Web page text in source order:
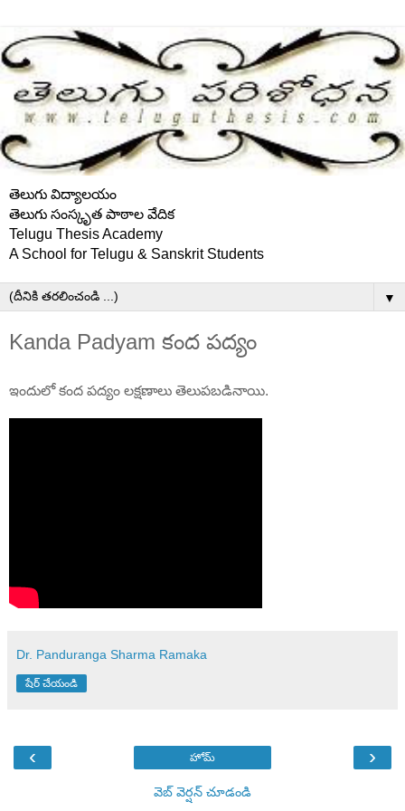
తెలుగు విద్యాలయం
తెలుగు సంస్కృత పాఠాల వేదిక
Telugu Thesis Academy
A School for Telugu & Sanskrit Students
▼
Kanda Padyam కంద పద్యం
ఇందులో కంద పద్యం లక్షణాలు తెలుపబడినాయి.
Dr. Panduranga Sharma Ramaka
షేర్ చేయండి
‹ ›
హోమ్
వెబ్ వెర్షన్‌ చూడండి